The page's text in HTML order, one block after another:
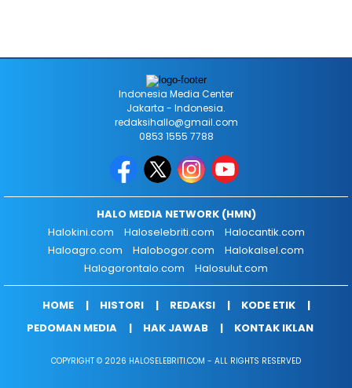
Indonesia Media Center
Jakarta - Indonesia.
redaksihallo@gmail.com
0853 1555 7788
HALO MEDIA NETWORK (HMN)
Halokini.com
Haloselebriti.com
Halocantik.com
Haloagro.com
Halobogor.com
Halokalsel.com
Halogorontalo.com
Halosulut.com
HOME HISTORI REDAKSI
KODE ETIK
PEDOMAN MEDIA
HAK JAWAB KONTAK IKLAN
COPYRIGHT © 2026 HALOSELEBRITI.COM - ALL RIGHTS RESERVED